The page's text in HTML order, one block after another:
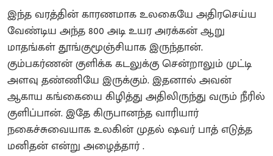
இந்த வரத்தின் காரணமாக உலகையே அதிரசெய்ய
வேண்டிய அந்த 800 அடி உயர அரக்கன் ஆறு
மாதங்கள் தூங்குமூஞ்சியாக இருந்தான்.
கும்பகர்ணன் குளிக்க கடலுக்கு சென்றாலும் முட்டி
அளவு தண்ணியே இருக்கும். இதனால் அவன்
ஆகாய கங்கையை கிழித்து அதிலிருந்து வரும் நீரில்
குளிப்பான். இதே கிருபானந்த வாரியார்
நகைச்சுவையாக உலகின் முதல் ஷவர் பாத் எடுத்த
மனிதன் என்று அழைத்தார் .